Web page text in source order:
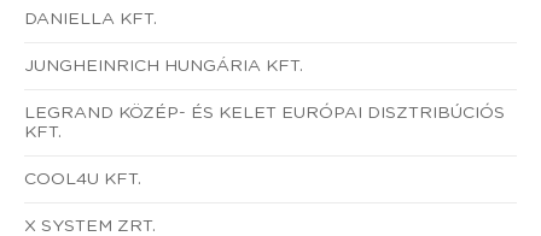
DANIELLA KFT.
JUNGHEINRICH HUNGÁRIA KFT.
LEGRAND KÖZÉP- ÉS KELET EURÓPAI DISZTRIBÚCIÓS
KFT.
COOL4U KFT.
X SYSTEM ZRT.